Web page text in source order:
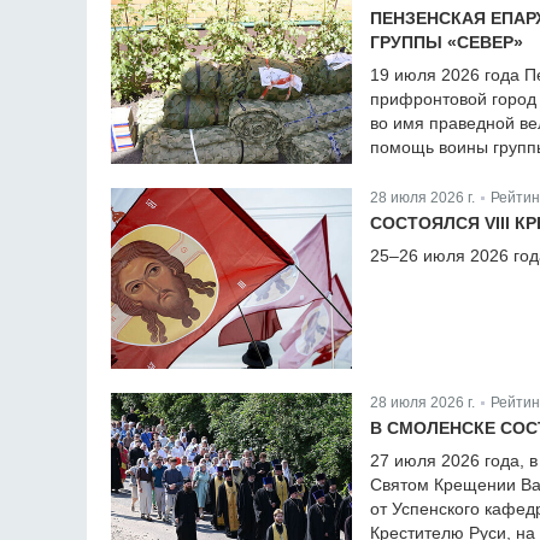
ПЕНЗЕНСКАЯ
ГРУППЫ «СЕВЕР»
19 июля 2026 года
прифронтовой город
во имя праведной
помощь воины
28 июля 2026 г.
CОСТОЯЛСЯ VIII
25–26 июля 2026
28 июля 2026 г.
В СМОЛЕНСКЕ
27 июля 2026 года,
Святом Крещении
от Успенского
Крестителю Руси,